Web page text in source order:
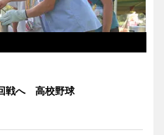
戦へ 高校野球